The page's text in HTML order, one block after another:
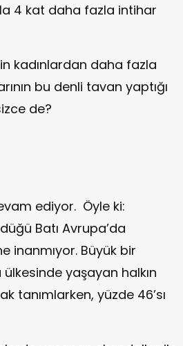
4 kat daha fazla intihar
kadınlardan daha fazla
bu denli tavan yaptığı
de?
ediyor. Öyle ki:
Batı Avrupa’da
inanmıyor. Büyük bir
yaşayan halkın
tanımlarken, yüzde 46’sı